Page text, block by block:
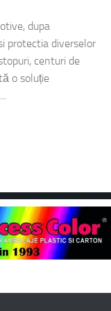
dupa
protectia diverselor
centuri de
o soluție